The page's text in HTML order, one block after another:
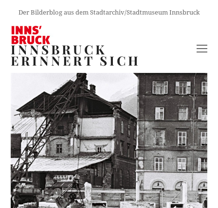
Der Bilderblog aus dem Stadtarchiv/Stadtmuseum Innsbruck
INNSBRUCK
ERINNERT SICH